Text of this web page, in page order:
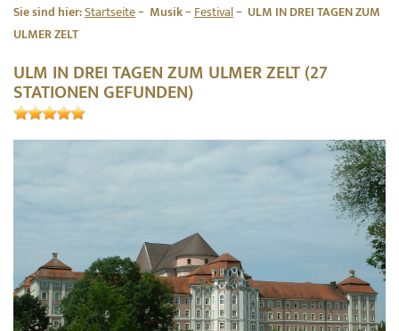
Sie sind hier:Startseite Musik Festival
ULM IN DREI TAGEN ZUM
ULMER ZELT
ULM IN DREI TAGEN ZUM ULMER ZELT (27
STATIONEN GEFUNDEN)